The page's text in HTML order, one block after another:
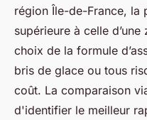
région Île-de-France, la
supérieure à celle
choix de la formule
bris de glace ou tous
coût. La comparaison
d'identifier le meilleur